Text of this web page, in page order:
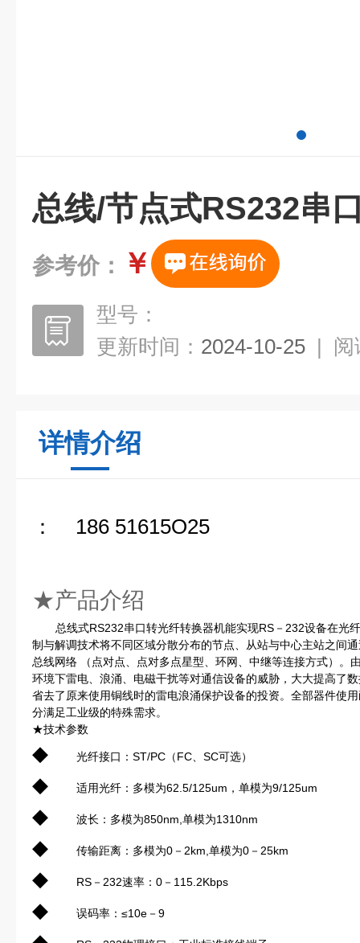
总线/节点式RS232串
参考价： ￥
型号：
更新时间： 2024-10-25 | 阅
详情介绍
： 186 51615O25
★产品介绍
总线式RS232串口转光纤转换器机能实现RS－232设备在光
制与解调技术将不同区域分散分布的节点、从站与中心主站之间
总线网络 （点对点、点对多点星型、环网、中继等连接方式）。
环境下雷电、浪涌、电磁干扰等对通信设备的威胁，大大提高了
省去了原来使用铜线时的雷电浪涌保护设备的投资。全部器件使
分满足工业级的特殊需求。
★技术参数
◆ 光纤接口：ST/PC（FC、SC可选）
◆ 适用光纤：多模为62.5/125um，单模为9/125um
◆ 波长：多模为850nm,单模为1310nm
◆ 传输距离：多模为0－2km,单模为0－25km
◆ RS－232速率：0－115.2Kbps
◆ 误码率：≤10e－9